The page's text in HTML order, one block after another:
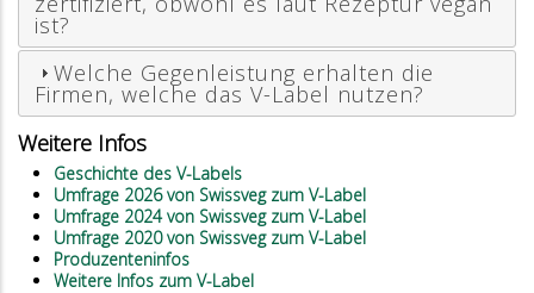
ist?
Welche Gegenleistung erhalten die
Firmen, welche das V-Label nutzen?
Weitere Infos
Geschichte des V-Labels
Umfrage 2026 von Swissveg zum V-Label
Umfrage 2024 von Swissveg zum V-Label
Umfrage 2020 von Swissveg zum V-Label
Produzenteninfos
Weitere Infos zum V-Label